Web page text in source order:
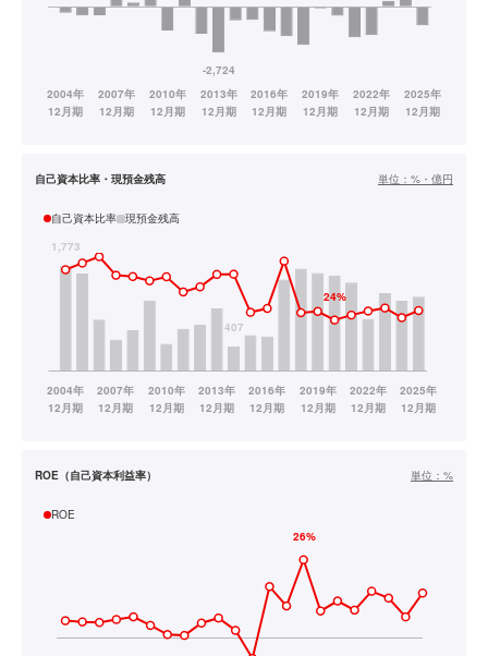
自己資本比率・現預金残高 単位： %・億円
自己資本比率 現預金残高
ROE（自己資本利益率） 単位： %
ROE